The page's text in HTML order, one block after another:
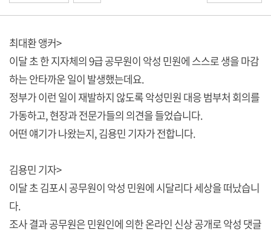
최대환 앵커>
이달 초 한 지자체의 9급 공무원이 악성 민원에 스스로 생을 마감
하는 안타까운 일이 발생했는데요.
정부가 이런 일이 재발하지 않도록 악성민원 대응 범부처 회의를
가동하고, 현장과 전문가들의 의견을 들었습니다.
어떤 얘기가 나왔는지, 김용민 기자가 전합니다.
김용민 기자>
이달 초 김포시 공무원이 악성 민원에 시달리다 세상을 떠났습니
다.
조사 결과 공무원은 민원인에 의한 온라인 신상 공개로 악성 댓글